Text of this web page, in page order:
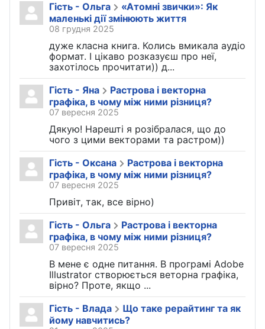
Гість - Ольга
«Атомні звички»: Як
маленькі дії змінюють життя
08 грудня 2025
дуже класна книга. Колись вмикала аудіо
формат. І цікаво розказуєш про неї,
захотілось прочитати)) д...
Гість - Яна
Растрова і векторна
графіка, в чому між ними різниця?
07 вересня 2025
Дякую! Нарешті я розібралася, що до
чого з цими векторами та растром))
Гість - Оксана
Растрова і векторна
графіка, в чому між ними різниця?
07 вересня 2025
Привіт, так, все вірно)
Гість - Ольга
Растрова і векторна
графіка, в чому між ними різниця?
07 вересня 2025
В мене є одне питання. В програмі Adobe
Illustrator створюється веторна графіка,
вірно? Проте, якщо ...
Гість - Влада
Що таке рерайтинг та як
йому навчитись?